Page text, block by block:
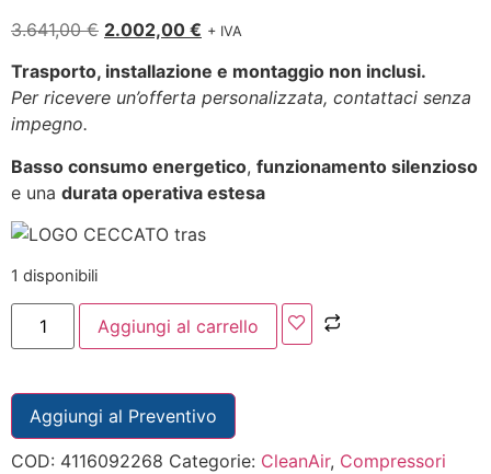
3.641,00€ 2.002,00 € + IVA
Trasporto, installazione e montaggio non inclusi.
Per ricevere un’offerta personalizzata, contattaci senza
impegno.
Basso consumo energetico, funzionamento silenzioso
e una durata operativa estesa
1 disponibili
Aggiungi al carrello
Aggiungi al Preventivo
COD: 4116092268 Categorie: CleanAir, Compressori